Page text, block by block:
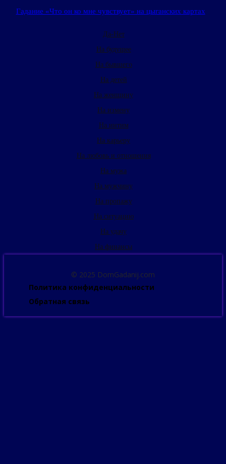
Гадание «Что он ко мне чувствует» на цыганских картах
Да-Нет
На будущее
На бывшего
На детей
На женщину
На измену
На интим
На карьеру
На любовь и отношения
На мужа
На мужчину
На пропажу
На ситуацию
На удачу
На финансы
© 2025 DomGadanij.com
Политика конфиденциальности
Обратная связь